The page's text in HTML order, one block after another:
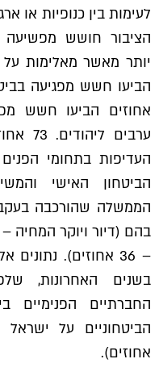
לעימות בין כנופיות או
הציבור חושש מפשיעה
אחוזים הביעו חשש
העדיפות בתחומי
הביטחון האישי
– 36 אחוזים).
בשנים האחרונות,
החברתיים הפנימיים
אחוזים).